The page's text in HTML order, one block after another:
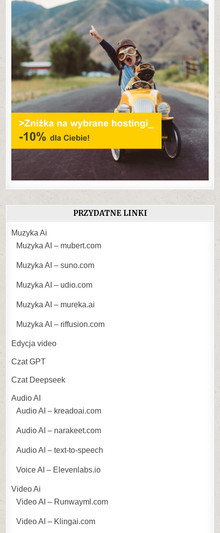
PRZYDATNE LINKI
Muzyka Ai
Muzyka AI – mubert.com
Muzyka AI – suno.com
Muzyka AI – udio.com
Muzyka AI – mureka.ai
Muzyka AI – riffusion.com
Edycja video
Czat GPT
Czat Deepseek
Audio AI
Audio AI – kreadoai.com
Audio AI – narakeet.com
Audio AI – text-to-speech
Voice AI – Elevenlabs.io
Video Ai
Video AI – Runwayml.com
Video AI – Klingai.com